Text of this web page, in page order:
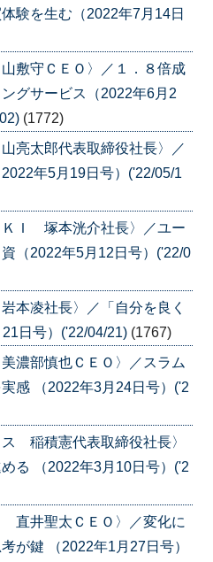
験を生む（2022年7月14日
敷守ＣＥＯ〉／１．８倍成
グサービス（2022年6月2
(1772)
亮太郎代表取締役社長〉／
年5月19日号）('22/05/1
Ｉ 塚本洸介社長〉／ユー
（2022年5月12日号）('22/0
本凌社長〉／「自分を良く
日号）('22/04/21) (1767)
濃部慎也ＣＥＯ〉／スラム
感 （2022年3月24日号）('2
稲積憲代表取締役社長〉
る （2022年3月10日号）('2
直井聖太ＣＥＯ〉／変化に
が鍵 （2022年1月27日号）